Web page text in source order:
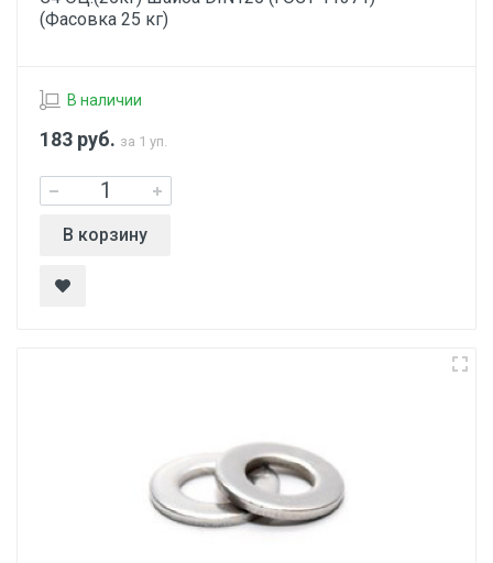
(Фасовка 25 кг)
В наличии
183 руб. за 1 уп.
В корзину